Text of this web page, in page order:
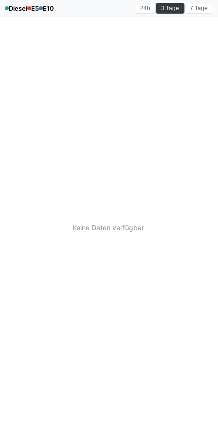
Diesel E5 E10 24h 3 Tage 7 Tage
Keine Daten verfügbar